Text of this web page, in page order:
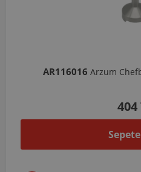
AR116016 Arzum
404